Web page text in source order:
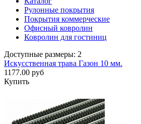
Рулонные покрытия
Покрытия коммерческие
Офисный ковролин
Ковролин для гостиниц
Доступные размеры: 2
Искусственная трава Газон 10 мм.
1177.00 руб
Купить